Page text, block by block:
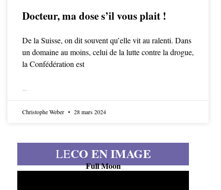
Docteur, ma dose s’il vous plait !
De la Suisse, on dit souvent qu’elle vit au ralenti. Dans
un domaine au moins, celui de la lutte contre la drogue,
la Confédération est
Christophe Weber 28 mars 2024
LECO EN IMAGE
Full Moon